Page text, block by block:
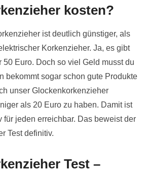
kosten?
ist deutlich günstiger, als
Korkenzieher. Ja, es gibt
50 Euro. Doch so viel Geld musst du
bekommt sogar schon gute Produkte
unser Glockenkorkenzieher
als 20 Euro zu haben. Damit ist
für jeden erreichbar. Das beweist der
Test definitiv.
Test –